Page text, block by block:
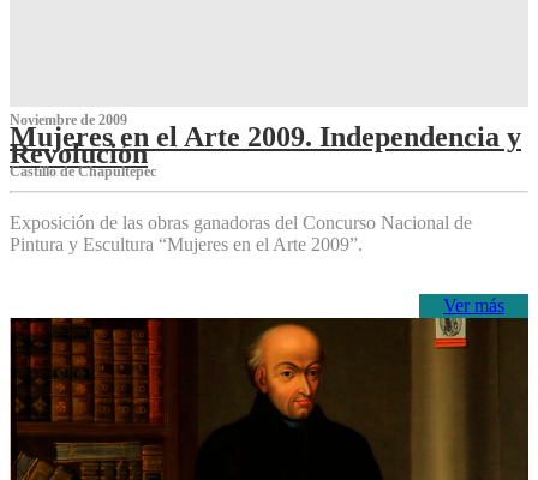
Noviembre de 2009
Mujeres en el Arte 2009. Independencia y
Revolución
Castillo de Chapultepec
Exposición de las obras ganadoras del Concurso Nacional de
Pintura y Escultura “Mujeres en el Arte 2009”.
Ver más